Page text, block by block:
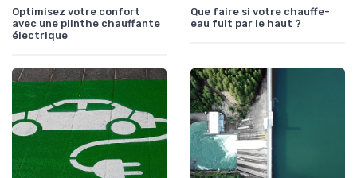
Optimisez votre confort
avec une plinthe chauffante
électrique
Que faire si votre chauffe-
eau fuit par le haut ?